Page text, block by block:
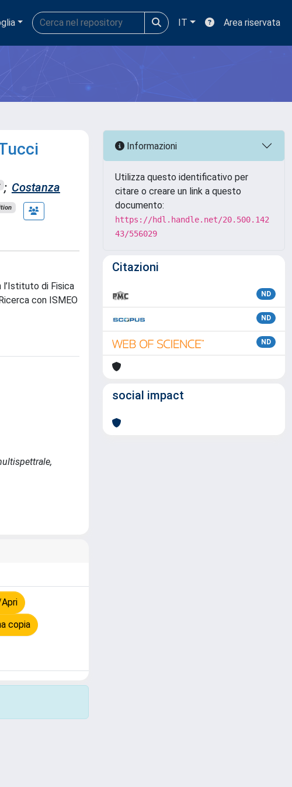
IT Area riservata
; Costanza
di Fisica
con ISMEO
copia
Informazioni
Utilizza questo identificativo per
citare o creare un link a questo
documento:
https://hdl.handle.net/20.500.142
43/556029
Citazioni
ND
ND
ND
social impact